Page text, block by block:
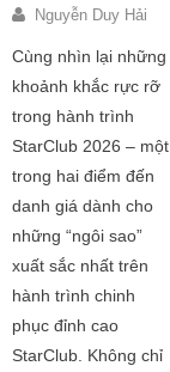
Nguyễn Duy Hải
Cùng nhìn lại những
khoảnh khắc rực rỡ
trong hành trình
StarClub 2026 – một
trong hai điểm đến
danh giá dành cho
những “ngôi sao”
xuất sắc nhất trên
hành trình chinh
phục đỉnh cao
StarClub. Không chỉ